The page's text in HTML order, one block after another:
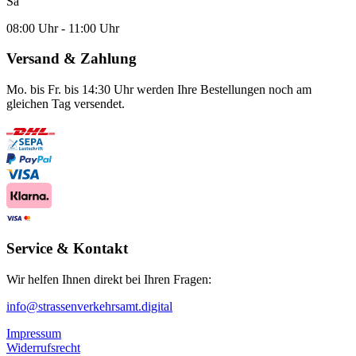
08:00 Uhr - 11:00 Uhr
Versand & Zahlung
Mo. bis Fr. bis 14:30 Uhr werden Ihre Bestellungen noch am
gleichen Tag versendet.
Service & Kontakt
Wir helfen Ihnen direkt bei Ihren Fragen:
info@strassenverkehrsamt.digital
Impressum
Widerrufsrecht